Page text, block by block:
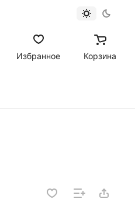
Избранное Корзина